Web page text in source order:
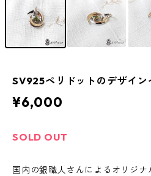
SV925ペリドットのデザイン
¥6,000
SOLD OUT
国内の銀職人さんによるオリジ